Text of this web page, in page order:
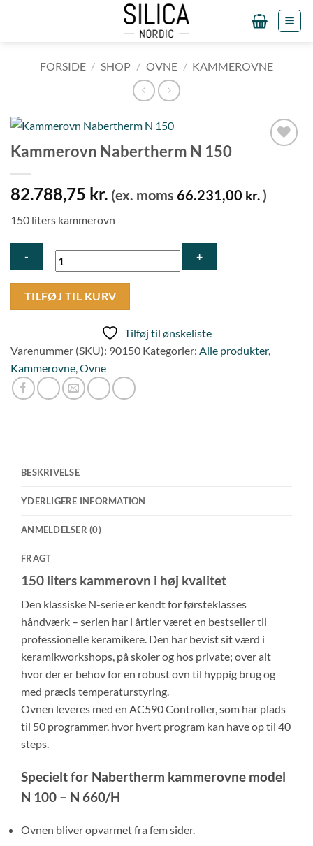
FORSIDE / SHOP / OVNE / KAMMEROVNE
Kammerovn Nabertherm N 150
82.788,75 kr. (ex. moms 66.231,00 kr.)
150 liters kammerovn
Kammerovn
antal
TILFØJ TIL KURV
Tilføj til ønskeliste
Varenummer (SKU): 90150 Kategorier: Alle produkter,
Kammerovne,Ovne
BESKRIVELSE
YDERLIGERE INFORMATION
ANMELDELSER (0)
FRAGT
150 liters kammerovn i høj kvalitet
Den klassiske N-serie er kendt for førsteklasses
håndværk – serien har i årtier været en bestseller til
professionelle keramikere. Den har bevist sit værd i
keramikworkshops, på skoler og hos private; over alt
hvor der er behov for en robust ovn til hyppig brug og
med præcis temperaturstyring.
Ovnen leveres med en AC590 Controller, som har plads
til 50 programmer, hvor hvert program kan have op til 40
steps.
Specielt for Nabertherm kammerovne model
N 100 – N 660/H
Ovnen bliver opvarmet fra fem sider.